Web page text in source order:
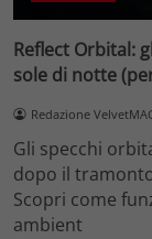
Reflect Orbital:
sole di notte
Redazione
Gli specchi
dopo il
Scopri come
ambient